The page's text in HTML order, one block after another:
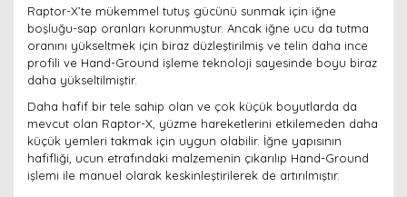
Raptor-X’te mükemmel tutuş gücünü sunmak için iğne
boşluğu-sap oranları korunmuştur. Ancak iğne ucu da tutma
oranını yükseltmek için biraz düzleştirilmiş ve telin daha ince
profili ve Hand-Ground işleme teknoloji sayesinde boyu biraz
daha yükseltilmiştir.
Daha hafif bir tele sahip olan ve çok küçük boyutlarda da
mevcut olan Raptor-X, yüzme hareketlerini etkilemeden daha
küçük yemleri takmak için uygun olabilir. İğne yapısının
hafifliği, ucun etrafındaki malzemenin çıkarılıp Hand-Ground
işlemi ile manuel olarak keskinleştirilerek de artırılmıştır.